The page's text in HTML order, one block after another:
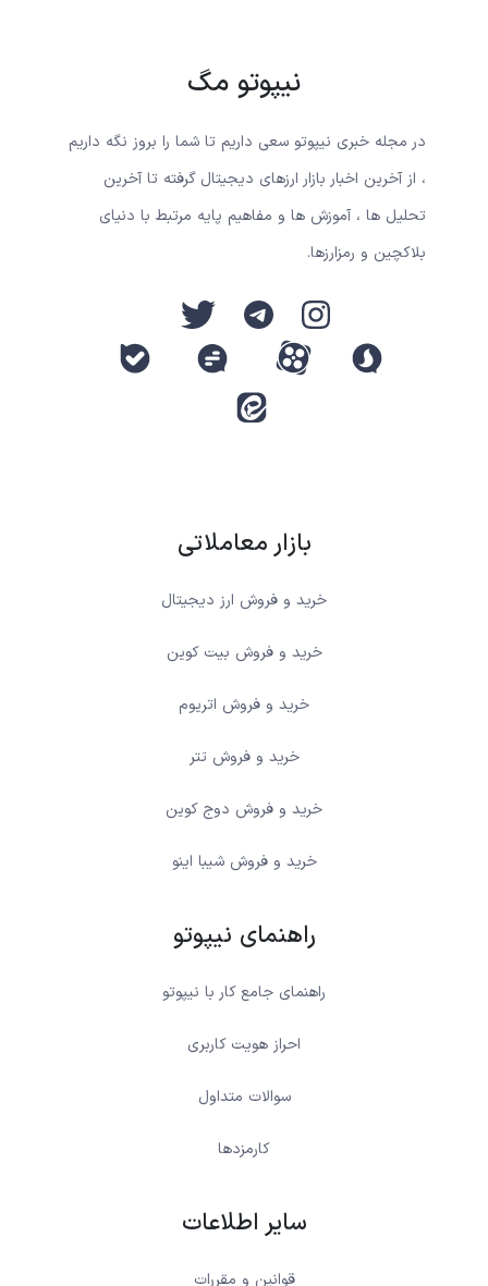
نیپوتو مگ
در مجله خبری نیپوتو سعی داریم تا شما را بروز نگه داریم
، از آخرین اخبار بازار ارزهای دیجیتال گرفته تا آخرین
تحلیل ها ، آموزش ها و مفاهیم پایه مرتبط با دنیای
بلاکچین و رمزارزها.
بازار معاملاتی
خرید و فروش ارز دیجیتال
خرید و فروش بیت کوین
خرید و فروش اتریوم
خرید و فروش تتر
خرید و فروش دوج کوین
خرید و فروش شیبا اینو
راهنمای نیپوتو
راهنمای جامع کار با نیپوتو
احراز هویت کاربری
سوالات متداول
کارمزدها
سایر اطلاعات
قوانین و مقررات